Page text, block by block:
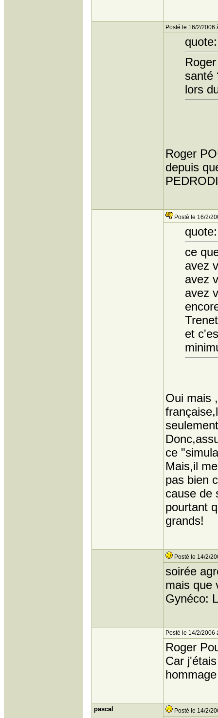
Posté le 16/2/2006
quote:
santé
lors
Roger
depuis
Posté le 16/2/
quote:
ce
avez
avez
avez
et
Oui mais
ce
Mais,il
pas bien
cause de
pourtant
grands!
Posté le 14/2/
soirée
mais que
Gynéco:
Posté le 14/2/2006
Roger
Car
pascal Posté le 14/2/